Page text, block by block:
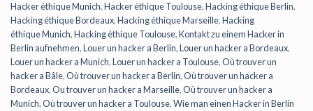
Hacker éthique Munich,Hacker éthique Toulouse,Hacking éthique Berlin,
Hacking éthique Bordeaux,Hacking éthique Marseille,Hacking
éthique Munich,Hacking éthique Toulouse,Kontakt zu einem Hacker in
Berlin aufnehmen,Louer un hacker a Berlin,Louer un hacker a Bordeaux,
Louer un hacker a Munich,Louer un hacker a Toulouse,Où trouver un
hacker a Bâle,Où trouver un hacker a Berlin,Où trouver un hacker a
Bordeaux,Ou trouver un hacker a Marseille,Où trouver un hacker a
Munich,Où trouver un hacker a Toulouse,Wie man einen Hacker in Berlin